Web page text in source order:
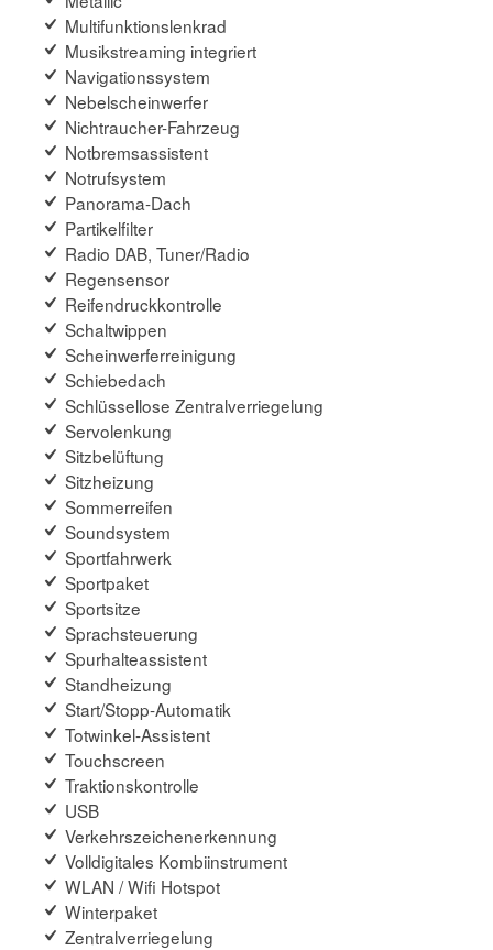
Multifunktionslenkrad
Musikstreaming integriert
Navigationssystem
Nebelscheinwerfer
Nichtraucher-Fahrzeug
Notbremsassistent
Notrufsystem
Panorama-Dach
Partikelfilter
Radio DAB, Tuner/Radio
Regensensor
Reifendruckkontrolle
Schaltwippen
Scheinwerferreinigung
Schiebedach
Schlüssellose Zentralverriegelung
Servolenkung
Sitzbelüftung
Sitzheizung
Sommerreifen
Soundsystem
Sportfahrwerk
Sportpaket
Sportsitze
Sprachsteuerung
Spurhalteassistent
Standheizung
Start/Stopp-Automatik
Totwinkel-Assistent
Touchscreen
Traktionskontrolle
USB
Verkehrszeichenerkennung
Volldigitales Kombiinstrument
WLAN / Wifi Hotspot
Winterpaket
Zentralverriegelung